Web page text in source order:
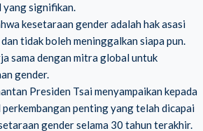
yang signifikan.
kesetaraan gender adalah hak asasi
tidak boleh meninggalkan siapa pun.
sama dengan mitra global untuk
gender.
Presiden Tsai menyampaikan kepada
penting yang telah dicapai
gender selama 30 tahun terakhir.